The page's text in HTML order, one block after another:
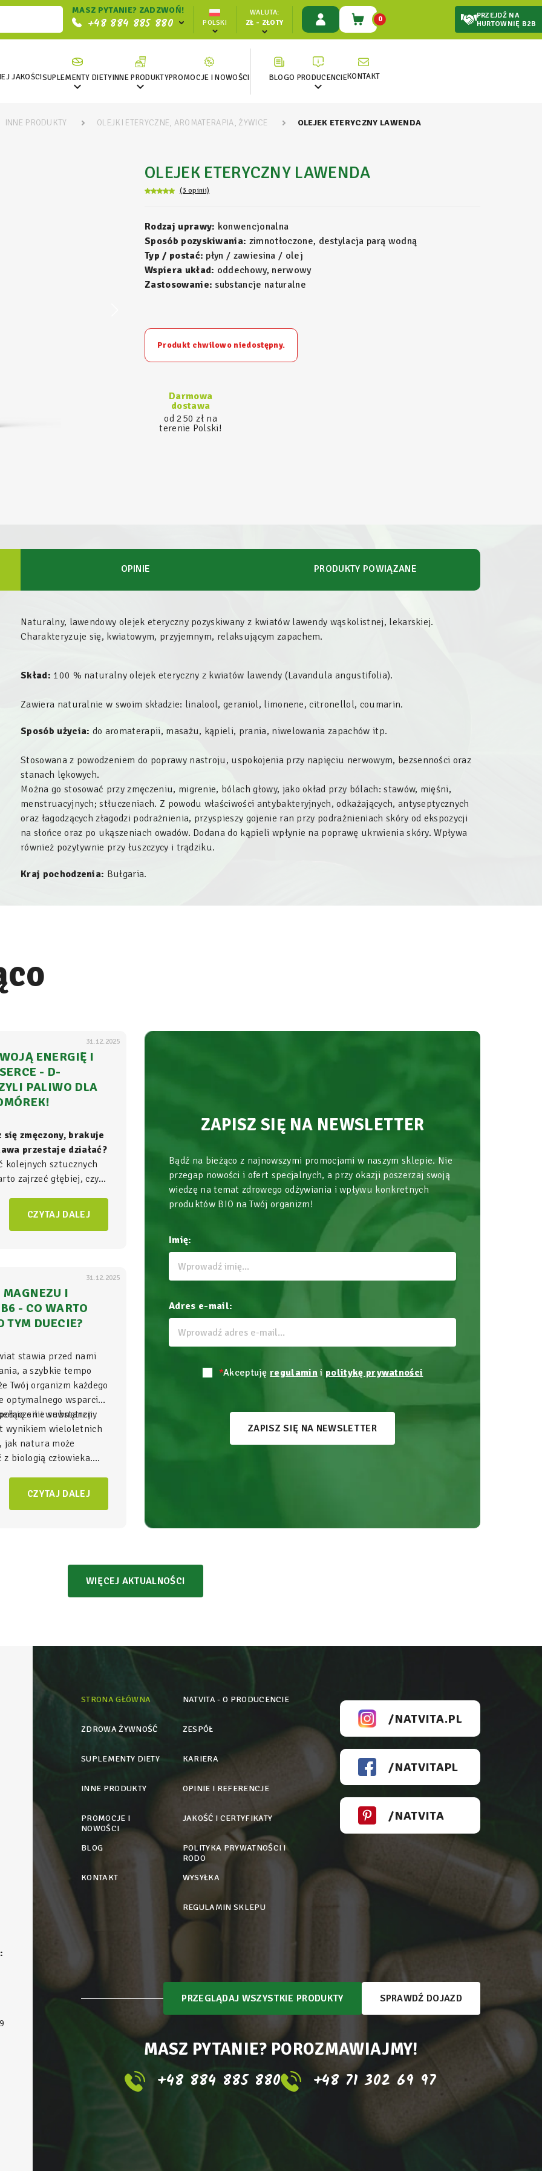
MASZ PYTANIE? ZADZWOŃ!
+48 884 885 880 POLSKI
WALUTA:
ZŁ - ZŁOTY
0
PRZEJDŹ NA
HURTOWNIĘ B2B
JAKOŚCISUPLEMENTY DIETY

INNE PRODUKTY

PROMOCJE I NOWOŚCI BLOGO PRODUCENCIE

KONTAKT
INNE PRODUKTY OLEJKI ETERYCZNE, AROMATERAPIA, ŻYWICE OLEJEK ETERYCZNY LAWENDA
OLEJEK ETERYCZNY LAWENDA
(3 opinii)
Rodzaj uprawy: konwencjonalna
Sposób pozyskiwania: zimnotłoczone, destylacja parą wodną
Typ / postać: płyn / zawiesina / olej
Wspiera układ: oddechowy, nerwowy
Zastosowanie: substancje naturalne
Produkt chwilowo niedostępny.
Darmowa
dostawa
od 250 zł na
terenie Polski!
OPINIE PRODUKTY POWIĄZANE
Naturalny, lawendowy olejek eteryczny pozyskiwany z kwiatów lawendy wąskolistnej, lekarskiej.
Charakteryzuje się, kwiatowym, przyjemnym, relaksującym zapachem.
Skład: 100 % naturalny olejek eteryczny z kwiatów lawendy (Lavandula angustifolia).
Zawiera naturalnie w swoim składzie: linalool, geraniol, limonene, citronellol, coumarin.
Sposób użycia: do aromaterapii, masażu, kąpieli, prania, niwelowania zapachów itp.
Stosowana z powodzeniem do poprawy nastroju, uspokojenia przy napięciu nerwowym, bezsenności oraz
stanach lękowych.
Można go stosować przy zmęczeniu, migrenie, bólach głowy, jako okład przy bólach: stawów, mięśni,
menstruacyjnych; stłuczeniach. Z powodu właściwości antybakteryjnych, odkażających, antyseptycznych
oraz łagodzących złagodzi podrażnienia, przyspieszy gojenie ran przy podrażnieniach skóry od ekspozycji
na słońce oraz po ukąszeniach owadów. Dodana do kąpieli wpłynie na poprawę ukrwienia skóry. Wpływa
również pozytywnie przy łuszczycy i trądziku.
Kraj pochodzenia: Bułgaria.
31.12.2025
ENERGIĘ I
- D-
PALIWO DLA
się zmęczony, brakuje
przestaje działać?
kolejnych sztucznych
zajrzeć głębiej, czyli
gdzie na poziomie
CZYTAJ DALEJ
31.12.2025
I
- CO WARTO
TYM DUECIE?
stawia przed nami
a szybkie tempo
Twój organizm każdego
optymalnego wsparcia,
sił i wewnętrzny
substancji
wynikiem wieloletnich
jak natura może
z biologią człowieka.
traktujemy jako
CZYTAJ DALEJ
ZAPISZ SIĘ NA NEWSLETTER
Bądź na bieżąco z najnowszymi promocjami w naszym sklepie. Nie
przegap nowości i ofert specjalnych, a przy okazji poszerzaj swoją
wiedzę na temat zdrowego odżywiania i wpływu konkretnych
produktów BIO na Twój organizm!
Imię:
Adres e-mail:
*Akceptujęregulamin i politykę prywatności
ZAPISZ SIĘ NA NEWSLETTER
WIĘCEJ AKTUALNOŚCI
STRONA GŁÓWNA
ZDROWA ŻYWNOŚĆ
SUPLEMENTY DIETY
INNE PRODUKTY
PROMOCJE I
NOWOŚCI
BLOG
KONTAKT
NATVITA - O PRODUCENCIE
ZESPÓŁ
KARIERA
OPINIE I REFERENCJE
JAKOŚĆ I CERTYFIKATY
POLITYKA PRYWATNOŚCI I
RODO
WYSYŁKA
REGULAMIN SKLEPU
/NATVITA.PL
/NATVITAPL
/NATVITA
PRZEGLĄDAJ WSZYSTKIE PRODUKTY SPRAWDŹ DOJAZD
MASZ PYTANIE? POROZMAWIAJMY!
+48 884 885 880 +48 71 302 69 97